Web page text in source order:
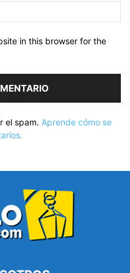
in this browser for the
el spam. Aprende cómo se